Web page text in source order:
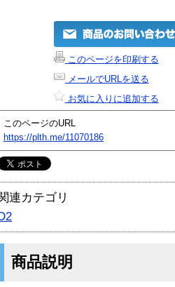
このページを印刷する
メールでURLを送る
お気に入りに追加する
このページのURL
https://plth.me/11070186
連カテゴリ
商品説明